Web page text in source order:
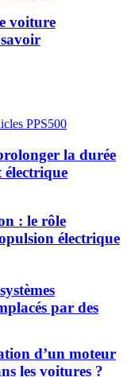
voiture
la durée
électrique
: le rôle
électrique
par des
d’un moteur
les voitures ?